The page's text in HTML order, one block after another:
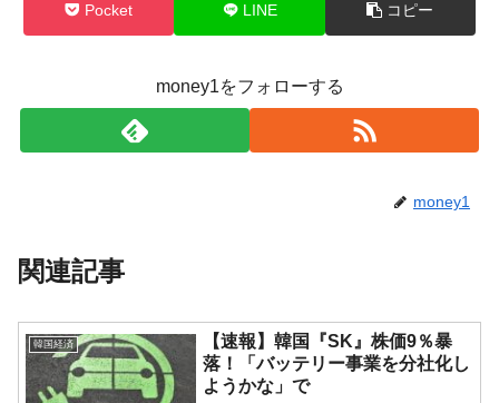
Pocket LINE コピー
money1をフォローする
money1
関連記事
韓国経済
【速報】韓国『SK』株価9％暴
落！「バッテリー事業を分社化し
ようかな」で